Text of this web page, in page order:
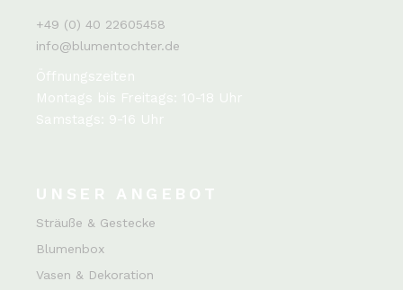
+49 (0) 40 22605458
info@blumentochter.de
Sträuße & Gestecke
Blumenbox
Vasen & Dekoration